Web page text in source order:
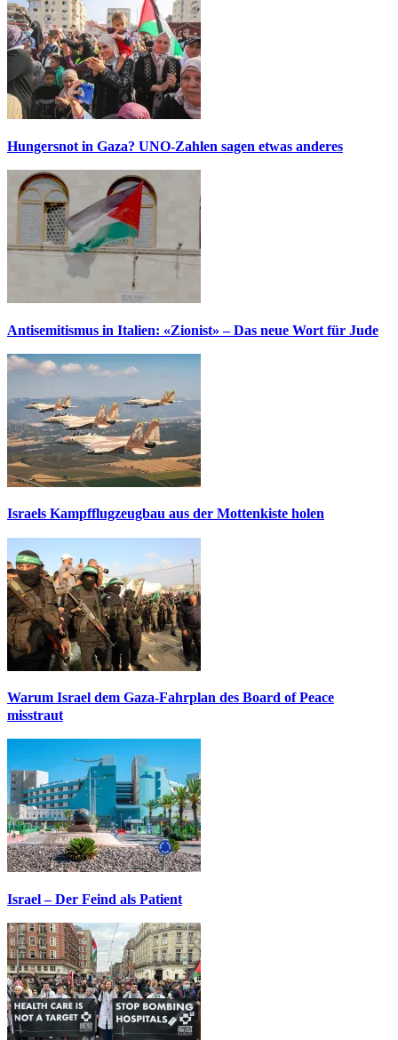
Hungersnot in Gaza? UNO-Zahlen sagen etwas anderes
Antisemitismus in Italien: «Zionist» – Das neue Wort für Jude
Israels Kampfflugzeugbau aus der Mottenkiste holen
Warum Israel dem Gaza-Fahrplan des Board of Peace
misstraut
Israel – Der Feind als Patient